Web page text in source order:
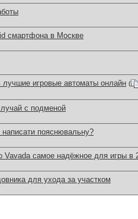
смартфона в Москве
лучшие игровые автоматы онлайн (
с подменой
пояснювальну?
Vavada самое надёжное для игры в
для ухода за участком